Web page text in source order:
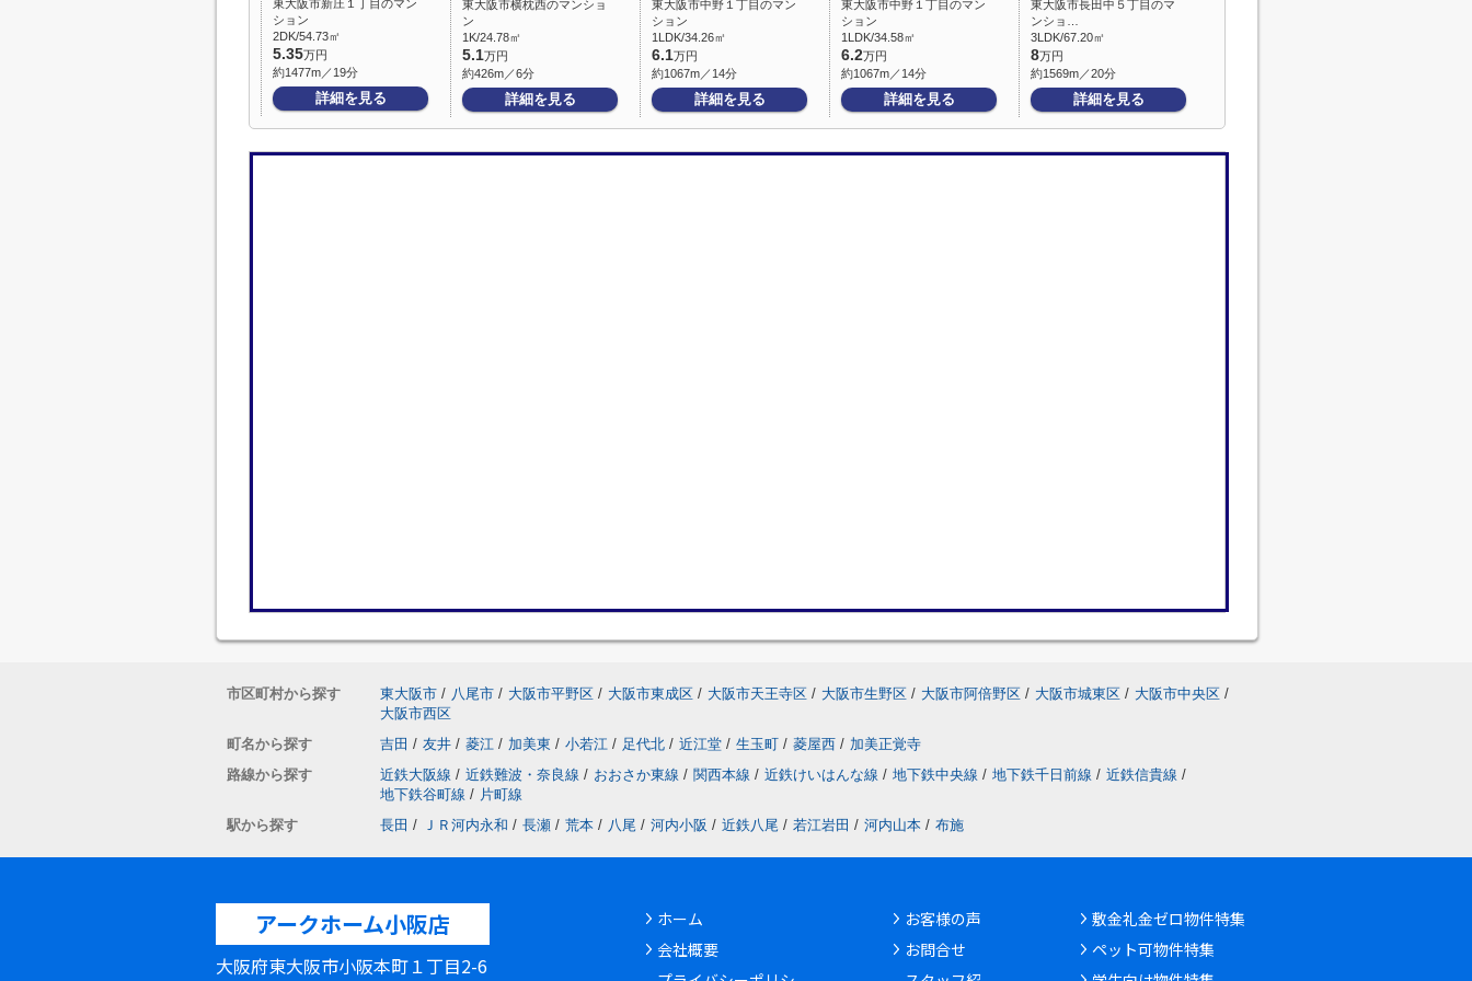
東大阪市新庄１丁目のマン
ション
2DK/54.73㎡
5.35万円
約1477m／19分
詳細を見る
東大阪市横枕西のマンショ
ン
1K/24.78㎡
5.1万円
約426m／6分
詳細を見る
東大阪市中野１丁目のマン
ション
1LDK/34.26㎡
6.1万円
約1067m／14分
詳細を見る
東大阪市中野１丁目のマン
ション
1LDK/34.58㎡
6.2万円
約1067m／14分
詳細を見る
東大阪市長田中５丁目のマ
ンショ…
3LDK/67.20㎡
8万円
約1569m／20分
詳細を見る
市区町村から探す 東大阪市 / 八尾市 / 大阪市平野区 / 大阪市東成区 / 大阪市天王寺区 / 大阪市生野区 / 大阪市阿倍野区 / 大阪市城東区 / 大阪市中央区 /
大阪市西区
町名から探す
吉田 / 友井 / 菱江 / 加美東 / 小若江 / 足代北 / 近江堂 / 生玉町 / 菱屋西 / 加美正覚寺
路線から探す
近鉄大阪線 / 近鉄難波・奈良線 / おおさか東線 / 関西本線 / 近鉄けいはんな線 / 地下鉄中央線 / 地下鉄千日前線 / 近鉄信貴線 /
地下鉄谷町線 / 片町線
駅から探す
長田 / ＪＲ河内永和 / 長瀬 / 荒本 / 八尾 / 河内小阪 / 近鉄八尾 / 若江岩田 / 河内山本 / 布施
アークホーム小阪店
大阪府東大阪市小阪本町１丁目2-6
ホーム
会社概要
お客様の声
お問合せ
敷金礼金ゼロ物件特集
ペット可物件特集